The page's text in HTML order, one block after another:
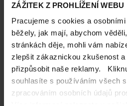
ZÁŽITEK Z PROHLÍŽENÍ WEBU
Pracujeme s cookies a
běžely, jak mají, abychom
stránkách děje, mohli vám
zlepšit zákaznickou zkušenost
přizpůsobit naše reklamy.
souhlasíte s používáním všech
zpracováním osobních údajů
Teta prodejny a služby